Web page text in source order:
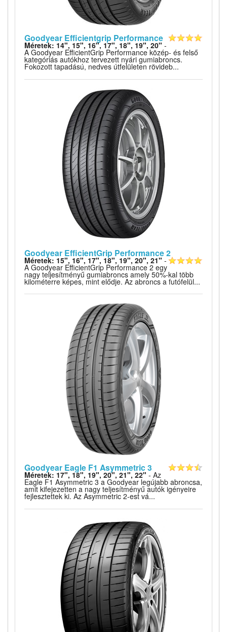
Goodyear Efficientgrip Performance
Méretek: 14", 15", 16", 17", 18", 19", 20" -
A Goodyear EfficientGrip Performance közép- és felső
kategóriás autókhoz tervezett nyári gumiabroncs.
Fokozott tapadású, nedves útfelületen rövideb...
Goodyear EfficientGrip Performance 2
Méretek: 15", 16", 17", 18", 19", 20", 21" -
A Goodyear EfficientGrip Performance 2 egy
nagy teljesítményű gumiabroncs amely 50%-kal több
kilométerre képes, mint elődje. Az abroncs a futófelül...
Goodyear Eagle F1 Asymmetric 3
Méretek: 17", 18", 19", 20", 21", 22" - Az
Eagle F1 Asymmetric 3 a Goodyear legújabb abroncsa,
amit kifejezetten a nagy teljesítményű autók igényeire
fejlesztettek ki. Az Asymmetric 2-est vá...